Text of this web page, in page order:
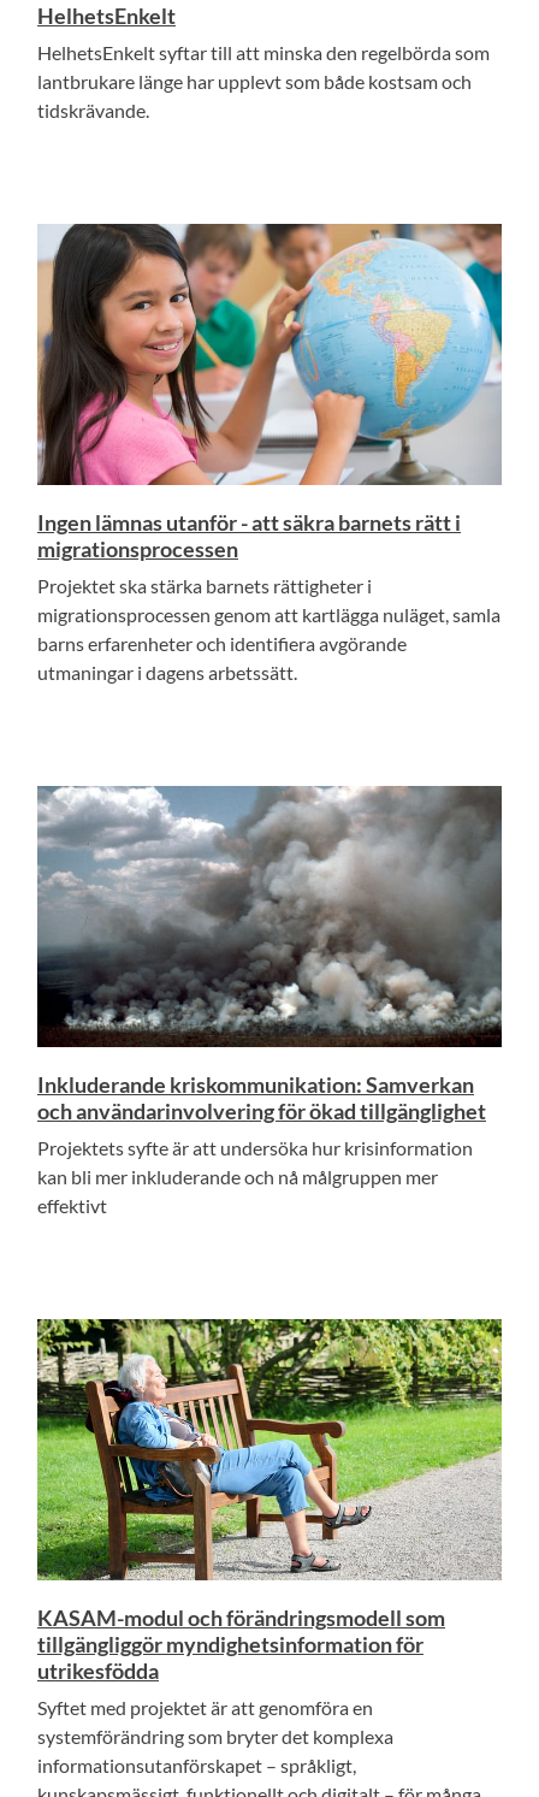
HelhetsEnkelt
HelhetsEnkelt syftar till att minska den regelbörda som
lantbrukare länge har upplevt som både kostsam och
tidskrävande.
Ingen lämnas utanför - att säkra barnets rätt i
migrationsprocessen
Projektet ska stärka barnets rättigheter i
migrationsprocessen genom att kartlägga nuläget, samla
barns erfarenheter och identifiera avgörande
utmaningar i dagens arbetssätt.
Inkluderande kriskommunikation: Samverkan
och användarinvolvering för ökad tillgänglighet
Projektets syfte är att undersöka hur krisinformation
kan bli mer inkluderande och nå målgruppen mer
effektivt
KASAM-modul och förändringsmodell som
tillgängliggör myndighetsinformation för
utrikesfödda
Syftet med projektet är att genomföra en
systemförändring som bryter det komplexa
informationsutanförskapet – språkligt,